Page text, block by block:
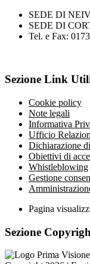
SEDE DI
SEDE DI
Tel. e Fax:
Sezione Link
Cookie policy
Note legali
Informativa
Ufficio
Dichiarazione
Obiettivi di
Whistleblowing
Gestione
Pagina
Sezione